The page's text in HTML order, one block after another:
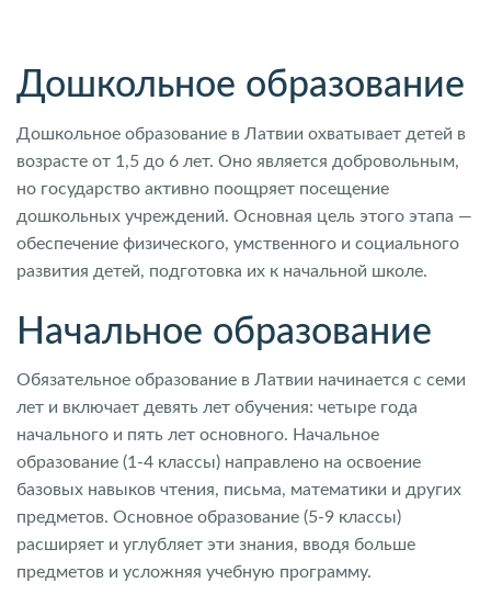
Дошкольное образование
Дошкольное образование в Латвии охватывает детей в
возрасте от 1,5 до 6 лет. Оно является добровольным,
но государство активно поощряет посещение
дошкольных учреждений. Основная цель этого этапа —
обеспечение физического, умственного и социального
развития детей, подготовка их к начальной школе.
Начальное образование
Обязательное образование в Латвии начинается с семи
лет и включает девять лет обучения: четыре года
начального и пять лет основного. Начальное
образование (1-4 классы) направлено на освоение
базовых навыков чтения, письма, математики и других
предметов. Основное образование (5-9 классы)
расширяет и углубляет эти знания, вводя больше
предметов и усложняя учебную программу.